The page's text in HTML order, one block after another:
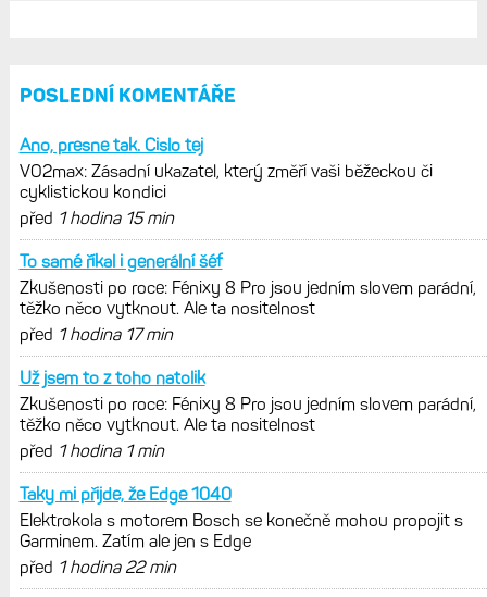
POSLEDNÍ KOMENTÁŘE
Ano, presne tak. Cislo tej
VO2max: Zásadní ukazatel, který změří vaši běžeckou či
cyklistickou kondici
před 1 hodina 15 min
To samé říkal i generální šéf
Zkušenosti po roce: Fénixy 8 Pro jsou jedním slovem parádní,
těžko něco vytknout. Ale ta nositelnost
před 1 hodina 17 min
Už jsem to z toho natolik
Zkušenosti po roce: Fénixy 8 Pro jsou jedním slovem parádní,
těžko něco vytknout. Ale ta nositelnost
před 1 hodina 1 min
Taky mi přijde, že Edge 1040
Elektrokola s motorem Bosch se konečně mohou propojit s
Garminem. Zatím ale jen s Edge
před 1 hodina 22 min